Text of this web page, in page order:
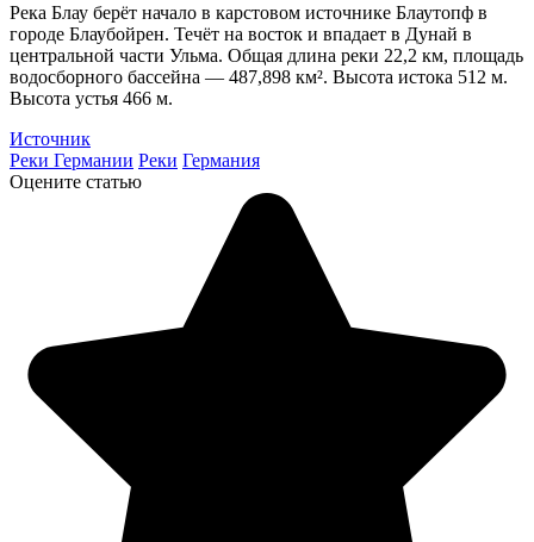
Река Блау берёт начало в карстовом источнике Блаутопф в
городе Блаубойрен. Течёт на восток и впадает в Дунай в
центральной части Ульма. Общая длина реки 22,2 км, площадь
водосборного бассейна — 487,898 км². Высота истока 512 м.
Высота устья 466 м.
Источник
Реки Германии Реки Германия
Оцените статью